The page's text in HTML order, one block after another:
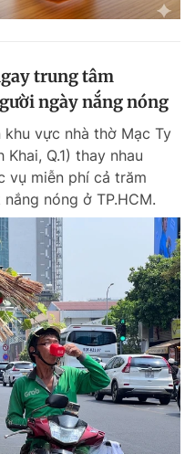
cấp ngày 24.3.2020
Thanh Niên. Cấm sao chép
thuận bằng văn bản.
trung tâm
ngày nắng nóng
vực nhà thờ Mạc Ty
Q.1) thay nhau
vụ miễn phí cả trăm
nóng ở TP.HCM.